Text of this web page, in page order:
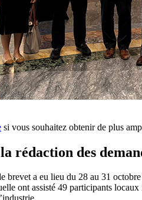
si vous souhaitez obtenir de plus
rédaction des
brevet a eu lieu du 28 au 31
ont assisté 49 participants